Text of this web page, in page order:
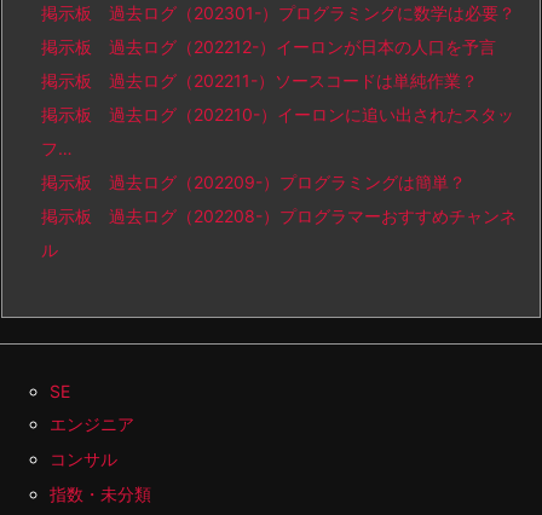
掲示板 過去ログ（202301-）プログラミングに数学は必要？
掲示板 過去ログ（202212-）イーロンが日本の人口を予言
掲示板 過去ログ（202211-）ソースコードは単純作業？
掲示板 過去ログ（202210-）イーロンに追い出されたスタッ
フ…
掲示板 過去ログ（202209-）プログラミングは簡単？
掲示板 過去ログ（202208-）プログラマーおすすめチャンネ
ル
SE
エンジニア
コンサル
指数・未分類